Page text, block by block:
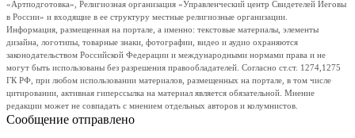
«Артподготовка», Религиозная организация «Управленческий центр Свидетелей Иеговы
в России» и входящие в ее структуру местные религиозные организации.
Информация, размещенная на портале, а именно: текстовые материалы, элементы
дизайна, логотипы, товарные знаки, фотографии, видео и аудио охраняются
законодательством Российской Федерации и международными нормами права и не
могут быть использованы без разрешения правообладателей. Согласно ст.ст. 1274,1275
ГК РФ, при любом использовании материалов, размещенных на портале, в том числе
цитировании, активная гиперссылка на материал является обязательной. Мнение
редакции может не совпадать с мнением отдельных авторов и колумнистов.
Сообщение отправлено